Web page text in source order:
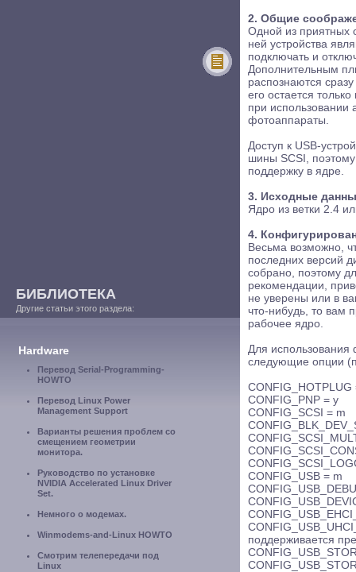
БИБЛИОТЕКА
Другие статьи этого раздела:
Hardware
Перевод Serial-Programming-
HOWTO
Перевод Linux Power
Management Support
Варианты решения проблем со
смещением геометрии
монитора.
Руководство по установке
NVIDIA Accelerated Linux Driver
Set.
Немного о модемах.
Winmodems-and-Linux HOWTO
Смотрим телепередачи под
Linux
2. Общие
Одной из приятных
ней устройства
подключать и
Дополнительным
распознаются
его остается
при использовании
фотоаппараты.
Доступ к USB-
шины SCSI,
поддержку в ядре.
3. Исходные
Ядро из ветки 2.4
4.
Весьма возможно,
последних версий
собрано, поэтому
рекомендации,
не уверены или в
что-нибудь, то вам
рабочее ядро.
Для
следующие опции
CONFIG_HOTPLUG
CONFIG_PNP = y
CONFIG_SCSI = m
CONFIG_USB = m
поддерживается